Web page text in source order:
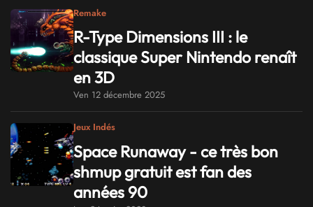
Remake
R-Type Dimensions III : le
classique Super Nintendo renaît
en 3D
Ven 12 décembre 2025
Jeux Indés
Space Runaway - ce très bon
shmup gratuit est fan des
années 90